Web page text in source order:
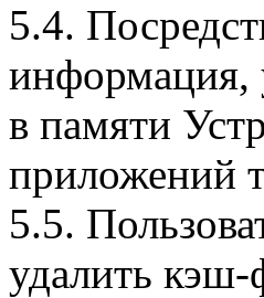
5.4.
информация,
в памяти
приложений
5.5.
удалить кэш-